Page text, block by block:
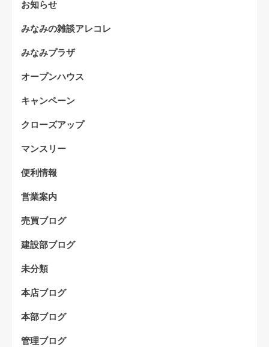
お知らせ
みなみの雑談アレコレ
みなみプラザ
オープンハウス
キャンペーン
クローズアップ
マンスリー
便利情報
営業案内
売買ブログ
建設部ブログ
未分類
本店ブログ
本部ブログ
管理ブログ